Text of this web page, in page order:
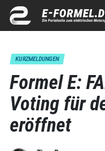
KURZMELDUNGEN
Formel E:
Voting für
eröffnet